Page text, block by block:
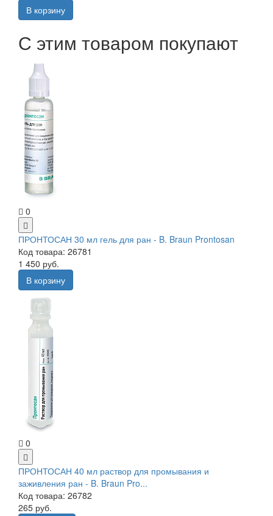
В корзину
С этим товаром покупают
0
ПРОНТОСАН 30 мл гель для ран - B. Braun Prontosan
Код товара: 26781
1 450 руб.
В корзину
0
ПРОНТОСАН 40 мл раствор для промывания и
заживления ран - B. Braun Pro...
Код товара: 26782
265 руб.